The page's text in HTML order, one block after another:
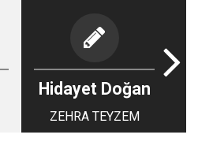
Hidayet Doğan
ZEHRA TEYZEM